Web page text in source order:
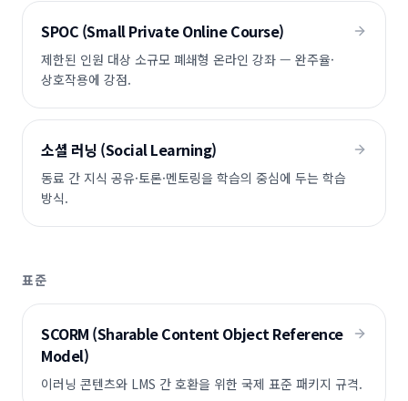
SPOC (Small Private Online Course)
제한된 인원 대상 소규모 폐쇄형 온라인 강좌 — 완주율·
상호작용에 강점.
소셜 러닝 (Social Learning)
동료 간 지식 공유·토론·멘토링을 학습의 중심에 두는 학습
방식.
표준
SCORM (Sharable Content Object Reference
Model)
이러닝 콘텐츠와 LMS 간 호환을 위한 국제 표준 패키지 규격.